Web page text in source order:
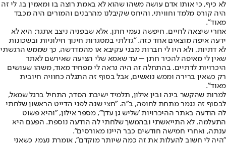
לא כיף, כי אותו אדם עושה משהו שהוא לא באמת רוצה בו ומאמין בו. לי זה
היה קורס מלמד וחוויתי, והיחס שקיבלנו מהרבנים והמורים היה מכבד
מאוד".
אחרי שיצאה לחיים, חיפשה נעמי חתן, אלא שבפניה ניצב אתגר: היא לא
ידעה איפה מוצאים אחד כזה. "גדלתי במסגרות חינוך חילוניות ובשכונות
לא דתיות, ולא היו לי חברות מבני עקיבא או מהמדרשה, כך שממש הרגשתי
שאין לי מאיפה להכיר חתן – עד שאמא שלי הציעה שאירשם לאתר
היכרויות לדתיים. בהתחלה זה היה נראה לי מפחיד מאוד, משהו שעושים
רק כשאין ברירה וממש נואשים, אבל בסוף זה התגלה כחוויה חיובית
מאוד".
למרות שהקשר בינה ובין אילון, תלמיד ישיבת הסדר, התחיל ברגל שמאל,
לבסוף זה נגמר מתחת לחופה, ב"ה. "חצי שנה לפני הדייט הראשון שלחתי
לה הודעה באתר ההיכרויות 'שליש גן עדן'", מספר אילון, "והיא פשוט
התעלמה. לא התייאשתי ובהמשך שלחתי לה הודעה נוספת. הפעם היא
ענתה, ואחרי חמישה חודשים כבר היינו מאורסים".
"היה לי חשוב להעלות את זה כמה שיותר מוקדם", אומרת נעמי, כשאני